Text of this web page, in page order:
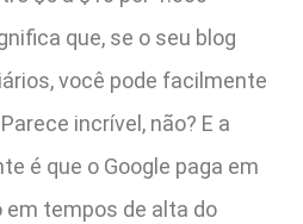
que, se o seu blog
você pode facilmente
incrível, não? E a
é que o Google paga em
em tempos de alta do